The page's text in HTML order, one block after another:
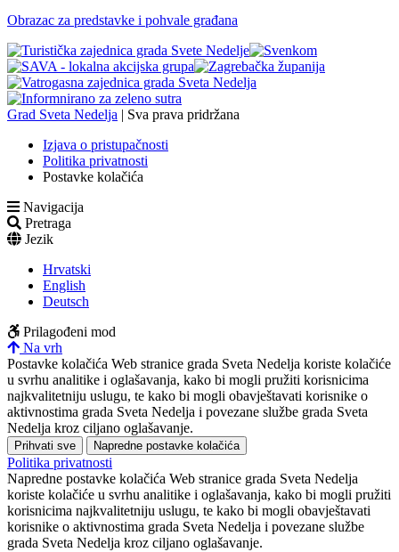
Obrazac za predstavke i pohvale građana
Grad Sveta Nedelja | Sva prava pridržana
Izjava o pristupačnosti
Politika privatnosti
Postavke kolačića
Navigacija
Pretraga
Jezik
Hrvatski
English
Deutsch
Prilagođeni mod
Na vrh
Postavke kolačića Web stranice grada Sveta Nedelja koriste kolačiće
u svrhu analitike i oglašavanja, kako bi mogli pružiti korisnicima
najkvalitetniju uslugu, te kako bi mogli obavještavati korisnike o
aktivnostima grada Sveta Nedelja i povezane službe grada Sveta
Nedelja kroz ciljano oglašavanje.
Prihvati sve Napredne postavke kolačića
Politika privatnosti
Napredne postavke kolačića Web stranice grada Sveta Nedelja
koriste kolačiće u svrhu analitike i oglašavanja, kako bi mogli pružiti
korisnicima najkvalitetniju uslugu, te kako bi mogli obavještavati
korisnike o aktivnostima grada Sveta Nedelja i povezane službe
grada Sveta Nedelja kroz ciljano oglašavanje.